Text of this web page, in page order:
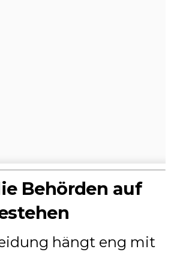
Behörden auf
hängt eng mit